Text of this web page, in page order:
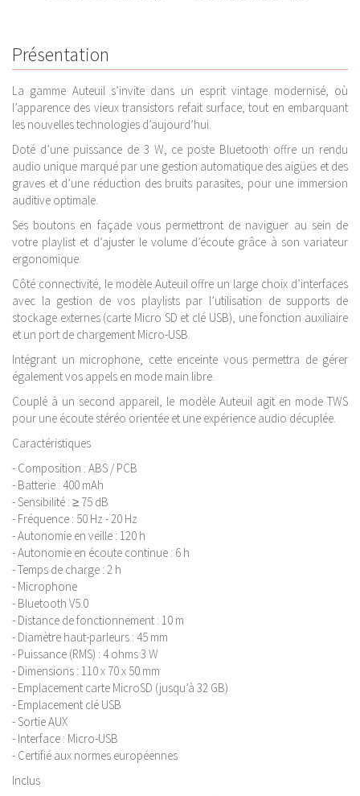
Présentation
La gamme Auteuil s’invite dans un esprit vintage modernisé, où
l’apparence des vieux transistors refait surface, tout en embarquant
les nouvelles technologies d’aujourd’hui.
Doté d’une puissance de 3 W, ce poste Bluetooth offre un rendu
audio unique marqué par une gestion automatique des aigües et des
graves et d’une réduction des bruits parasites, pour une immersion
auditive optimale.
Ses boutons en façade vous permettront de naviguer au sein de
votre playlist et d’ajuster le volume d’écoute grâce à son variateur
ergonomique.
Côté connectivité, le modèle Auteuil offre un large choix d’interfaces
avec la gestion de vos playlists par l’utilisation de supports de
stockage externes (carte Micro SD et clé USB), une fonction auxiliaire
et un port de chargement Micro-USB.
Intégrant un microphone, cette enceinte vous permettra de gérer
également vos appels en mode main libre.
Couplé à un second appareil, le modèle Auteuil agit en mode TWS
pour une écoute stéréo orientée et une expérience audio décuplée.
Caractéristiques
- Composition : ABS / PCB
- Batterie : 400 mAh
- Sensibilité : ≥ 75 dB
- Fréquence : 50 Hz - 20 Hz
- Autonomie en veille : 120 h
- Autonomie en écoute continue : 6 h
- Temps de charge : 2 h
- Microphone
- Bluetooth V5.0
- Distance de fonctionnement : 10 m
- Diamètre haut-parleurs : 45 mm
- Puissance (RMS) : 4 ohms 3 W
- Dimensions : 110 x 70 x 50 mm
- Emplacement carte MicroSD (jusqu’à 32 GB)
- Emplacement clé USB
- Sortie AUX
- Interface : Micro-USB
- Certifié aux normes européennes
Inclus